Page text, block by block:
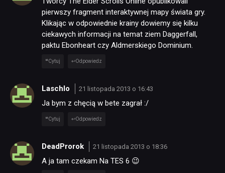
KULTURA
RETRO
DYSKUSJE
SKLEP
pierwszy fragment interaktywnej mapy świata gry.
Klikając w odpowiednie krainy dowiemy się kilku
ciekawych informacji na temat ziem Daggerfall,
paktu Ebonheart czy Aldmerskiego Dominium.
Cytuj Odpowiedz
Laschlo 21 listopada 2013 o 16:43
Ja bym z chęcią w bete zagrał :/
Cytuj Odpowiedz
DeadProrok 21 listopada 2013 o 18:36
A ja tam czekam Na TES 6 😉